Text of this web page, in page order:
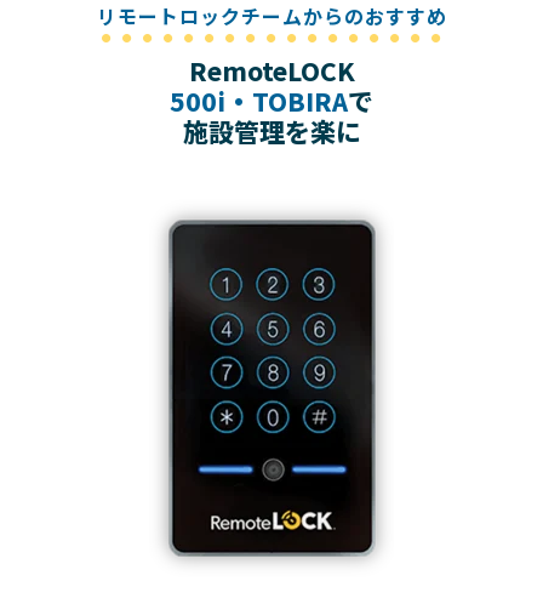
リモートロックチームからのおすすめ
RemoteLOCK
500i・TOBIRAで
施設管理を楽に